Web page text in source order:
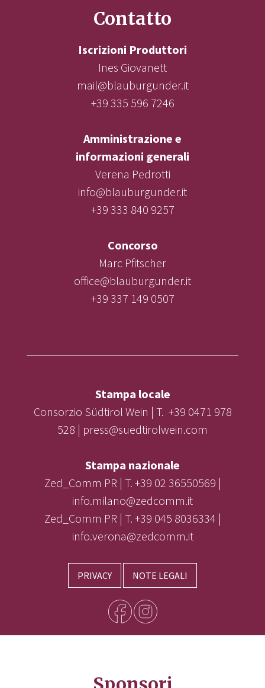
Contatto
Iscrizioni Produttori
Ines Giovanett
mail@blauburgunder.it
+39 335 596 7246
Amministrazione e
informazioni generali
Verena Pedrotti
info@blauburgunder.it
+39 333 840 9257
Concorso
Marc Pfitscher
office@blauburgunder.it
+39 337 149 0507
Stampa locale
Consorzio Südtirol Wein | T. +39 0471 978
528 | press@suedtirolwein.com
Stampa nazionale
Zed_Comm PR | T. +39 02 36550569 |
info.milano@zedcomm.it
Zed_Comm PR | T. +39 045 8036334 |
info.verona@zedcomm.it
PRIVACY NOTE LEGALI